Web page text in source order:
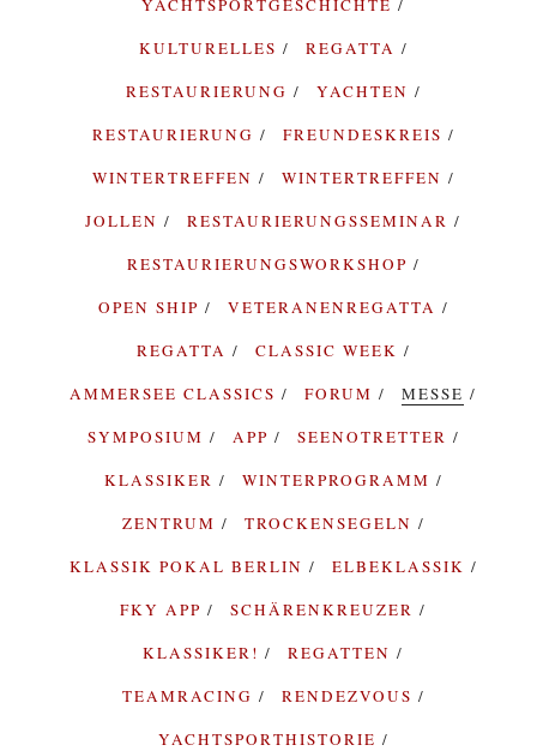
YACHTSPORTGESCHICHTE
KULTURELLES
REGATTA
RESTAURIERUNG
YACHTEN
RESTAURIERUNG
FREUNDESKREIS
WINTERTREFFEN
WINTERTREFFEN
JOLLEN
RESTAURIERUNGSSEMINAR
RESTAURIERUNGSWORKSHOP
OPEN SHIP
VETERANENREGATTA
REGATTA
CLASSIC WEEK
AMMERSEE CLASSICS
FORUM
MESSE
SYMPOSIUM
APP
SEENOTRETTER
KLASSIKER
WINTERPROGRAMM
ZENTRUM
TROCKENSEGELN
KLASSIK POKAL BERLIN
ELBEKLASSIK
FKY APP
SCHÄRENKREUZER
KLASSIKER!
REGATTEN
TEAMRACING
RENDEZVOUS
YACHTSPORTHISTORIE